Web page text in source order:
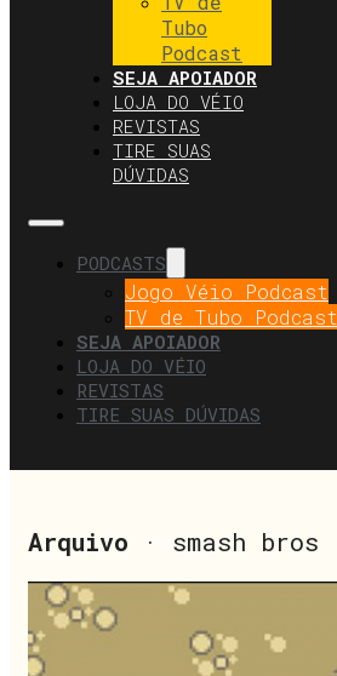
Tubo
Podcast
SEJA APOIADOR
LOJA DO VÉIO
REVISTAS
TIRE SUAS
DÚVIDAS
PODCASTS
Jogo Véio Podcast
TV de Tubo Podcast
SEJA APOIADOR
LOJA DO VÉIO
REVISTAS
TIRE SUAS DÚVIDAS
Arquivo · smash bros